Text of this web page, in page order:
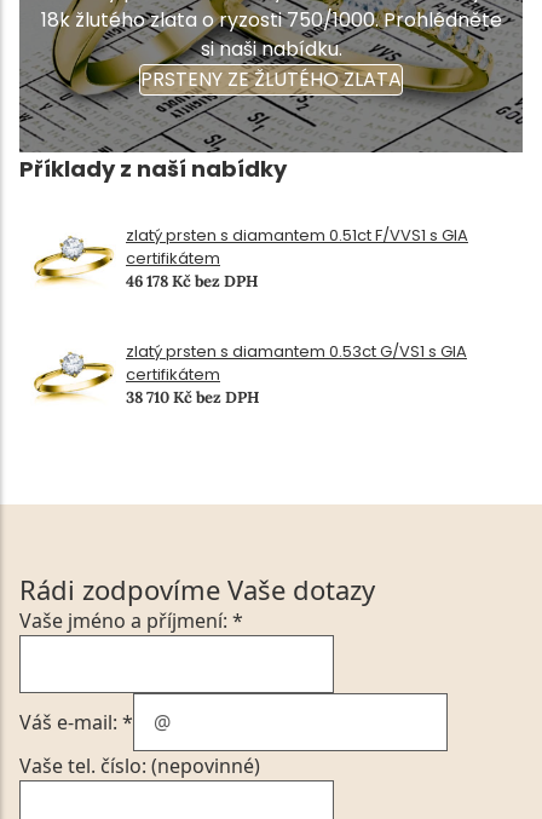
18k žlutého zlata o ryzosti 750/1000. Prohlédněte
si naši nabídku.
PRSTENY ZE ŽLUTÉHO ZLATA
Příklady z naší nabídky
zlatý prsten s diamantem 0.51ct F/VVS1 s GIA
certifikátem
46 178 Kč bez DPH
zlatý prsten s diamantem 0.53ct G/VS1 s GIA
certifikátem
38 710 Kč bez DPH
Rádi zodpovíme Vaše dotazy
Vaše jméno a příjmení: *
Váš e-mail: *
Vaše tel. číslo: (nepovinné)